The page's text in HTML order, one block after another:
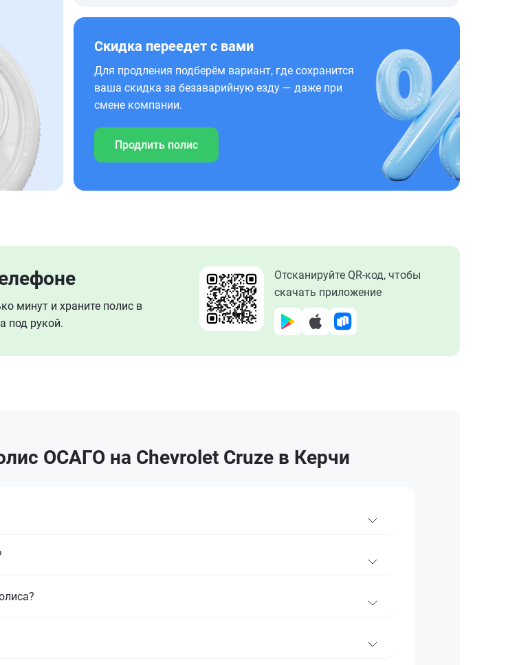
Скидка переедет с вами
Для продления подберём вариант, где сохранится
ваша скидка за безаварийную езду — даже при
смене компании.
Продлить полис
минут и храните полис в
под рукой.
Отсканируйте QR-код, чтобы
скачать приложение
ОСАГО на Chevrolet Cruze в Керчи